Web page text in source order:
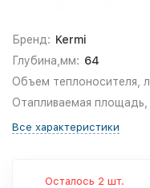
Бренд: Kermi
Глубина,мм: 64
Объем теплоносителя,
Отапливаемая площадь,
Все характеристики
Осталось 2 шт.